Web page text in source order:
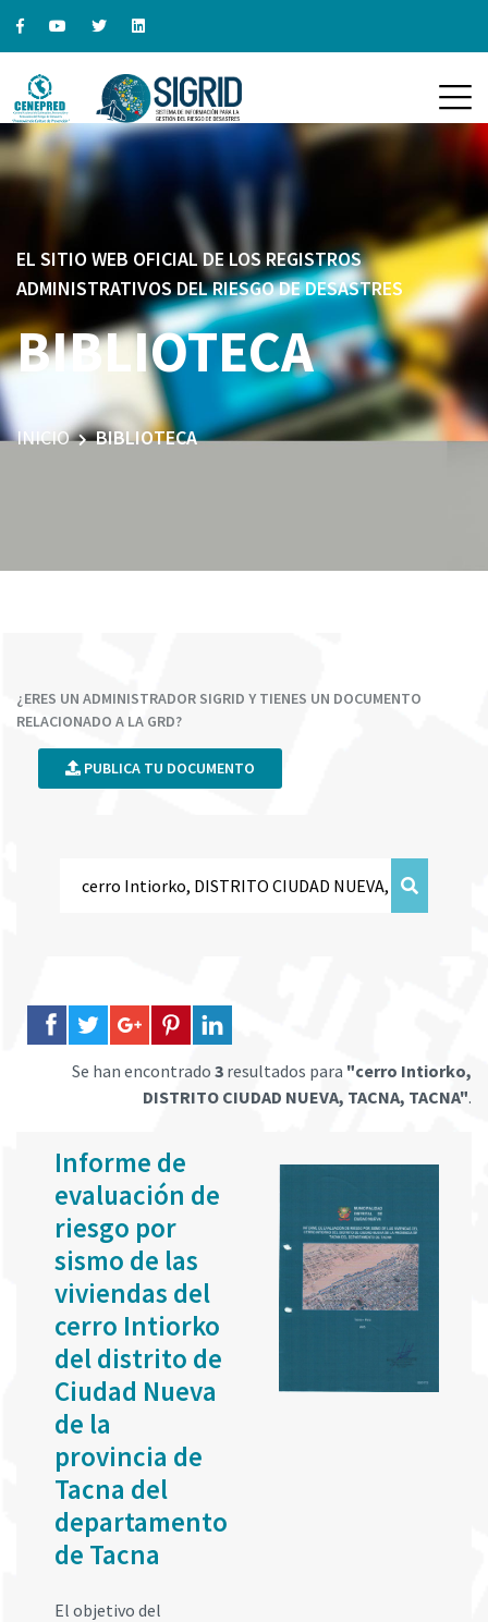
EL SITIO WEB OFICIAL DE LOS REGISTROS
ADMINISTRATIVOS DEL RIESGO DE DESASTRES
BIBLIOTECA
INICIO BIBLIOTECA
¿ERES UN ADMINISTRADOR SIGRID Y TIENES UN DOCUMENTO
RELACIONADO A LA GRD?
PUBLICA TU DOCUMENTO
Se han encontrado 3 resultados para "cerro Intiorko,
DISTRITO CIUDAD NUEVA, TACNA, TACNA".
Informe de
evaluación de
riesgo por
sismo de las
viviendas del
cerro Intiorko
del distrito de
Ciudad Nueva
de la
provincia de
Tacna del
departamento
de Tacna
El objetivo del